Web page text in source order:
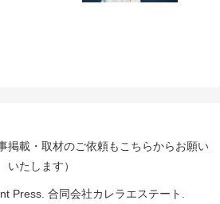
掲載・取材のご依頼もこちらからお願い
いたします）
Press. 合同会社カレラエステート.